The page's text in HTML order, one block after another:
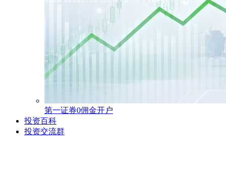
第一证券0佣金开户
投资百科
投资交流群